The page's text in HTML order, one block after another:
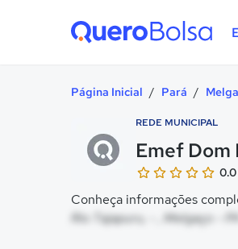
Página Inicial / Pará /
REDE MUNICIPAL
Emef Dom
0.0
Conheça informações
Rio Tajapuru, - , Melgaço - PA